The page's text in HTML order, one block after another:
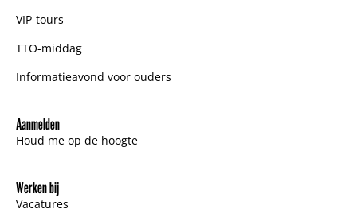
VIP-tours
TTO-middag
Informatieavond voor ouders
Aanmelden
Houd me op de hoogte
Werken bij
Vacatures